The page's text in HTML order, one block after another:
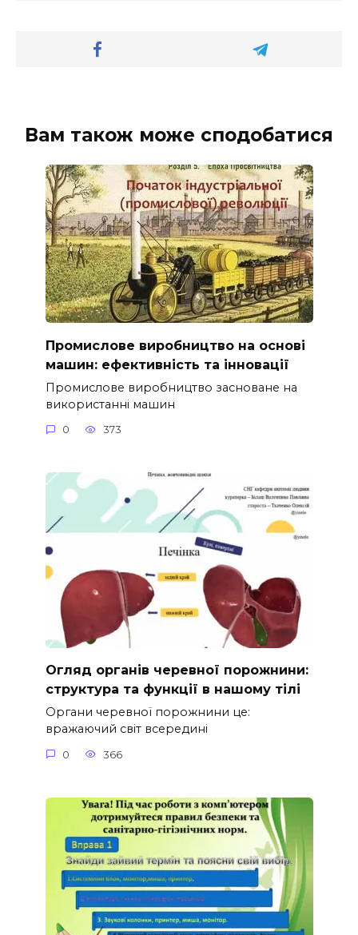
Вам також може сподобатися
Промислове виробництво на основі
машин: ефективність та інновації
Промислове виробництво засноване на
використанні машин
0 373
Огляд органів черевної порожнини:
структура та функції в нашому тілі
Органи черевної порожнини це:
вражаючий світ всередині
0 366